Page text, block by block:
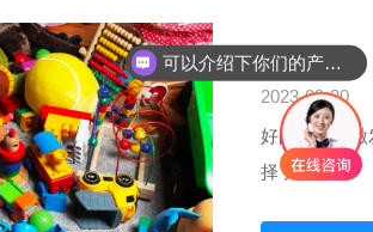
玩具行业
2023-09-20
好的玩具能
择了由醇
可以介绍下你们的产品么